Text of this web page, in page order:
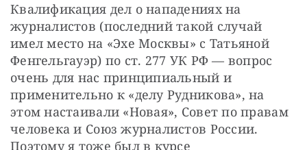
Квалификация дел о нападениях на
журналистов (последний такой случай
имел место на «Эхе Москвы» с Татьяной
Фенгельгауэр) по ст. 277 УК РФ — вопрос
очень для нас принципиальный и
применительно к «делу Рудникова», на
этом настаивали «Новая», Совет по правам
человека и Союз журналистов России.
Поэтому я тоже был в курсе